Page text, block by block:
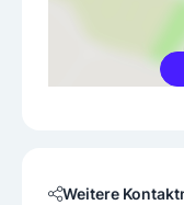
Weitere